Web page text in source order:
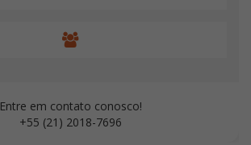
Entre em contato conosco!
+55 (21) 2018-7696